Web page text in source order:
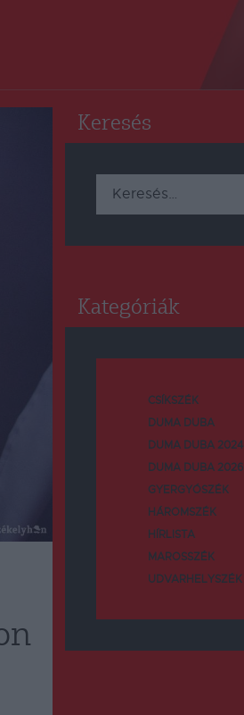
Keresés
Keresés:
Kategóriák
CSÍKSZÉK
DUMA DUBA
DUMA DUBA 2024
DUMA DUBA 2026
GYERGYÓSZÉK
HÁROMSZÉK
HÍRLISTA
MAROSSZÉK
UDVARHELYSZÉK